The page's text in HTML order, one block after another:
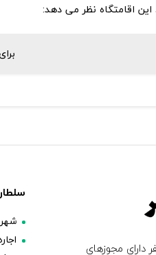
این اقامتگاه نظر می دهد:
مجوزهای